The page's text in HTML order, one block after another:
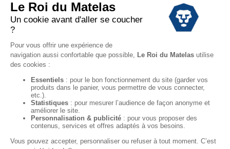
Destockage
Soldes
Conditions Générales de vente magasin
Conditions Générales de vente internet
Mentions Légales
Données personnelles
Codes promo Le Roi du Matelas